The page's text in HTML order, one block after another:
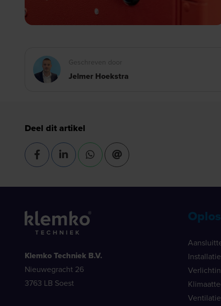
Geschreven door
Jelmer Hoekstra
Deel dit artikel
Klemko Techniek B.V.
Nieuwegracht 26
3763 LB Soest